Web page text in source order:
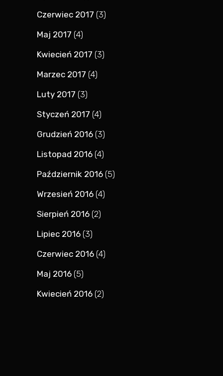
Czerwiec 2017 (3)
Maj 2017 (4)
Kwiecień 2017 (3)
Marzec 2017 (4)
Luty 2017 (3)
Styczeń 2017 (4)
Grudzień 2016 (3)
Listopad 2016 (4)
Październik 2016 (5)
Wrzesień 2016 (4)
Sierpień 2016 (2)
Lipiec 2016 (3)
Czerwiec 2016 (4)
Maj 2016 (5)
Kwiecień 2016 (2)